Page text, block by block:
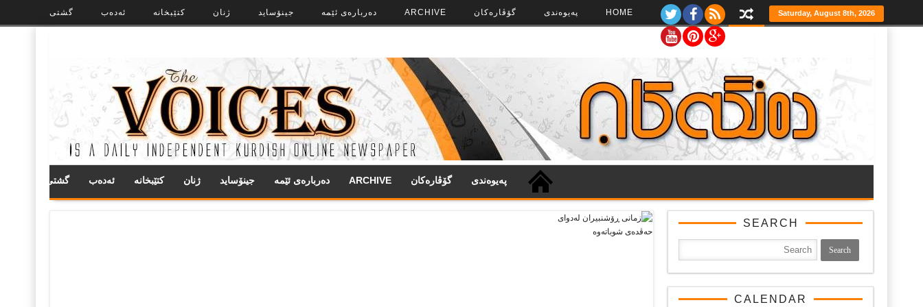
گشتی ئەدەب کتێبخانە ژنان جینۆساید ده‌رباره‌ی ئێمه ARCHIVE گۆڤاره‌کان په‌‌یوه‌ندی HOME Saturday, August 8th, 2026
گشتی ئەدەب کتێبخانە ژنان جینۆساید ده‌رباره‌ی ئێمه ARCHIVE گۆڤاره‌کان په‌‌یوه‌ندی
SEARCH
CALENDAR